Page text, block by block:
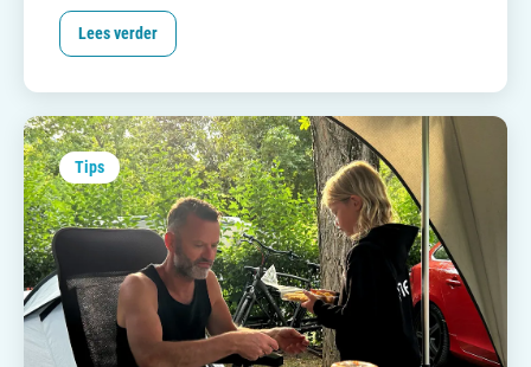
natuurlijk veel mooie campings! En door de korte
reistafstand vanaf
in anderhalf uur van het noorden naar het zuiden.
Zo kun je veel van Luxemburg zien in relatief
weinig tijd.
Lees verder
Tips